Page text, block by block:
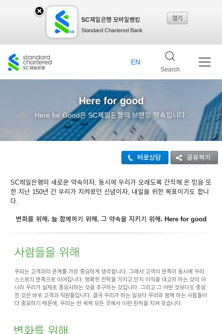
SC제일은행 모바일뱅킹
Standard Chartered Bank
열기
제일
창 닫
Search
EN
Here for good
Here for Good은 SC제일은행의 브랜드 약속입니다.
바로상담 공유하기
SC제일은행의 새로운 약속이자, 동시에 우리가 오래도록 간직해 온 믿음 또
한 지난 150년 간 우리가 지켜왔던 신념이자, 내일을 위한 목표이기도 합니
다.
변화를 위해. 늘 함께하기 위해. 그 약속을 지키기 위해. Here for good
우리는 고객과의 관계를 가장 중요하게 생각합니다. 그래서 고객의 만족이 동시에 우리
스스로의 만족으로 이어집니다. 명확한 전략을 가지고 단지 이익을 내고자 하는 것이 아
니라 우리가 실제로 중요시하는 것을 추구하는 것입니다. 그리고 그 어떤 것보다도 중요
한 것은 바로 고객과 직원들입니다. 결국 우리가 하는 일보다 우리와 함께 하는 사람들이
더 중요하기 때문에, 우리는 전 세계 모든 곳에서 이런 원칙을 지켜 왔습니다.